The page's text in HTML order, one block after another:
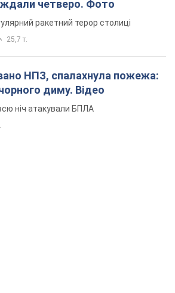
четверо. Фото
ракетний терор столиці
25,7 т.
НПЗ, спалахнула пожежа:
диму. Відео
ніч атакували БПЛА